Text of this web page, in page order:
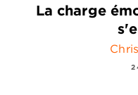
La charge